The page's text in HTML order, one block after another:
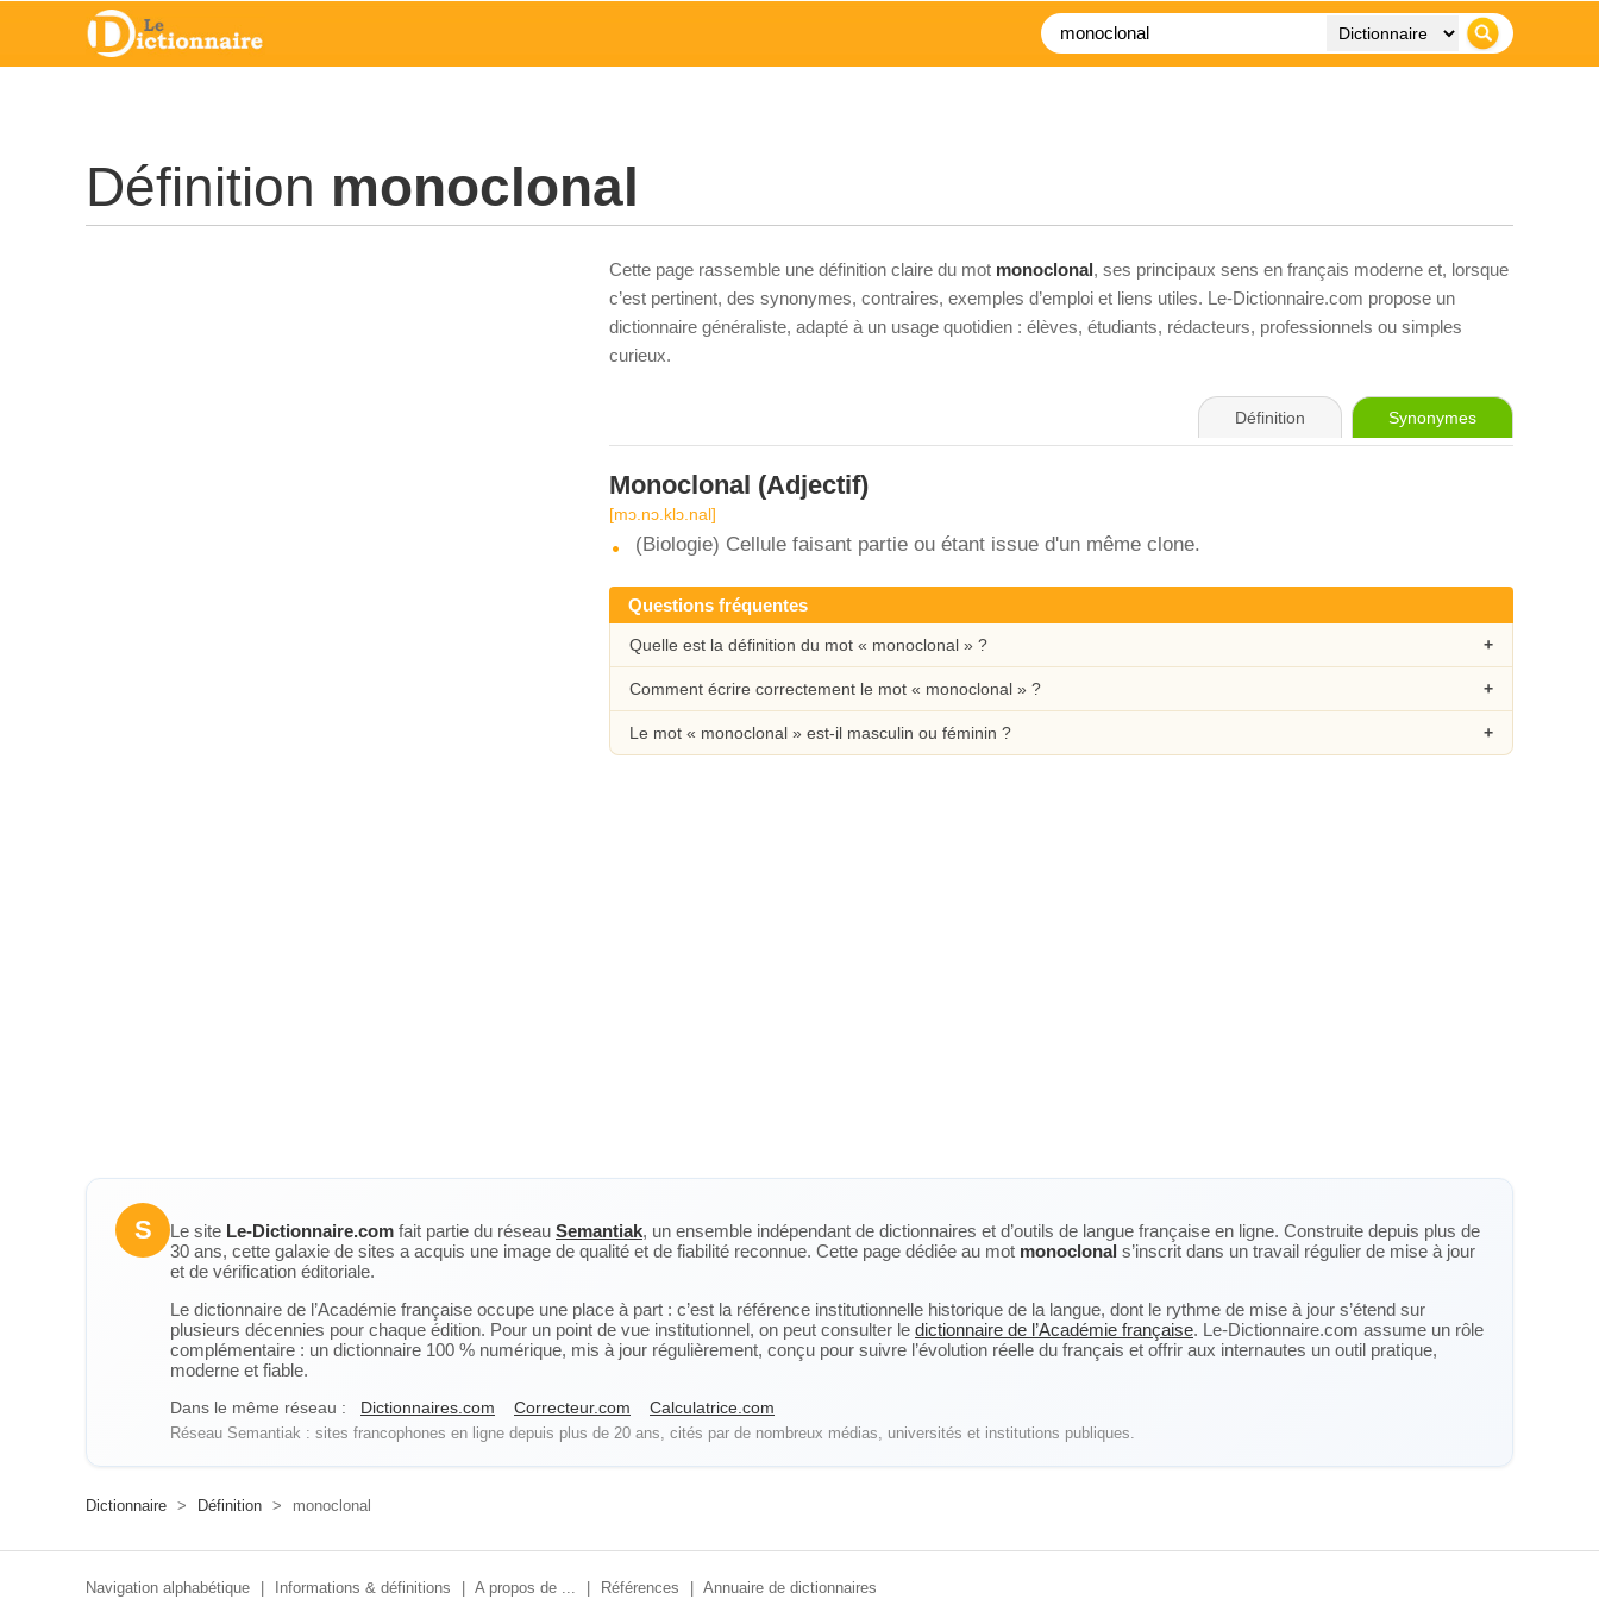
Définition monoclonal
Cette page rassemble une définition claire du mot monoclonal, ses principaux sens en français moderne et, lorsque
c’est pertinent, des synonymes, contraires, exemples d’emploi et liens utiles. Le-Dictionnaire.com propose un
dictionnaire généraliste, adapté à un usage quotidien : élèves, étudiants, rédacteurs, professionnels ou simples
curieux.
Définition Synonymes
Monoclonal (Adjectif)
[mɔ.nɔ.klɔ.nal]
(Biologie) Cellule faisant partie ou étant issue d'un même clone.
Questions fréquentes
Quelle est la définition du mot « monoclonal » ?
Comment écrire correctement le mot « monoclonal » ?
Le mot « monoclonal » est-il masculin ou féminin ?
S Le site Le-Dictionnaire.com fait partie du réseau Semantiak, un ensemble indépendant de dictionnaires et d’outils de langue française en ligne. Construite depuis plus de
30 ans, cette galaxie de sites a acquis une image de qualité et de fiabilité reconnue. Cette page dédiée au mot monoclonal s’inscrit dans un travail régulier de mise à jour
et de vérification éditoriale.
Le dictionnaire de l’Académie française occupe une place à part : c’est la référence institutionnelle historique de la langue, dont le rythme de mise à jour s’étend sur
plusieurs décennies pour chaque édition. Pour un point de vue institutionnel, on peut consulter le dictionnaire de l’Académie française. Le-Dictionnaire.com assume un rôle
complémentaire : un dictionnaire 100 % numérique, mis à jour régulièrement, conçu pour suivre l’évolution réelle du français et offrir aux internautes un outil pratique,
moderne et fiable.
Dans le même réseau : Dictionnaires.com Correcteur.com Calculatrice.com
Réseau Semantiak : sites francophones en ligne depuis plus de 20 ans, cités par de nombreux médias, universités et institutions publiques.
Dictionnaire > Définition > monoclonal
Navigation alphabétique Informations & définitions A propos de ... Références Annuaire de dictionnaires